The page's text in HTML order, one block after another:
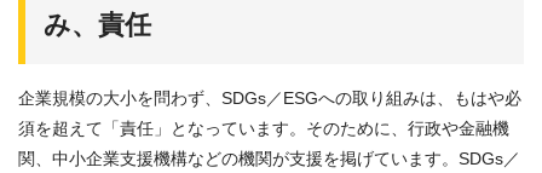
み、責任
企業規模の大小を問わず、SDGs／ESGへの取り組みは、もはや必
須を超えて「責任」となっています。そのために、行政や金融機
関、中小企業支援機構などの機関が支援を掲げています。SDGs／